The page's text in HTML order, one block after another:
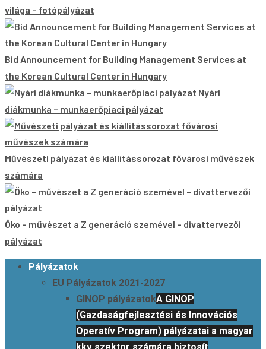
világa – fotópályázat
Bid Announcement for Building Management Services at
the Korean Cultural Center in Hungary
Nyári
diákmunka – munkaerőpiaci pályázat
Művészeti pályázat és kiállítássorozat fővárosi művészek
számára
Öko – művészet a Z generáció szemével – divattervezői
pályázat
PrimaryPályázatok
EU Pályázatok 2021-2027
GINOP pályázatokA GINOP
(Gazdaságfejlesztési és Innovációs
Operatív Program) pályázatai a magyar